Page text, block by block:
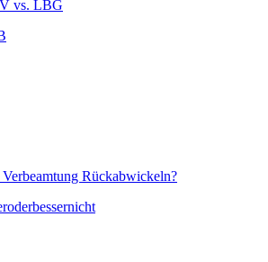
vs. LBG
Rückabwickeln?